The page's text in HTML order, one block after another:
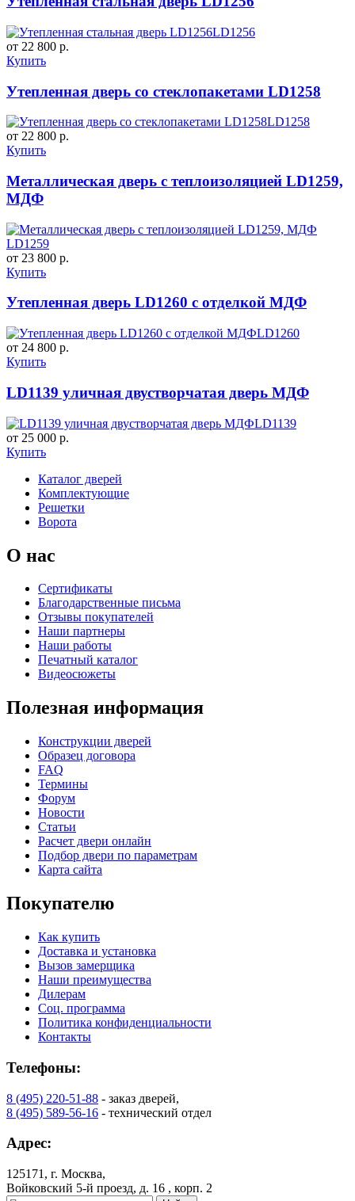
LD1256
от 22 800 р.
Купить
Утепленная дверь со стеклопакетами LD1258
LD1258
от 22 800 р.
Купить
Металлическая дверь с теплоизоляцией LD1259,
МДФ
LD1259
от 23 800 р.
Купить
Утепленная дверь LD1260 с отделкой МДФ
LD1260
от 24 800 р.
Купить
LD1139 уличная двустворчатая дверь МДФ
LD1139
от 25 000 р.
Купить
Каталог дверей
Комплектующие
Решетки
Ворота
О нас
Сертификаты
Благодарственные письма
Отзывы покупателей
Наши партнеры
Наши работы
Печатный каталог
Видеосюжеты
Полезная информация
Конструкции дверей
Образец договора
FAQ
Термины
Форум
Новости
Статьи
Расчет двери онлайн
Подбор двери по параметрам
Карта сайта
Покупателю
Как купить
Доставка и установка
Вызов замерщика
Наши преимущества
Дилерам
Соц. программа
Политика конфиденциальности
Контакты
Телефоны:
8 (495) 220-51-88 - заказ дверей,
8 (495) 589-56-16 - технический отдел
Адрес:
125171, г. Москва,
Войковский 5-й проезд, д. 16 , корп. 2